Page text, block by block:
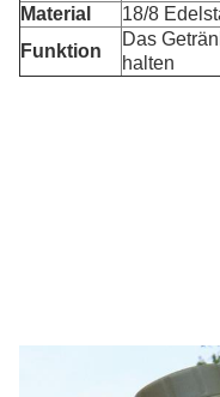
Material
18/8
Funktion
Das
halten